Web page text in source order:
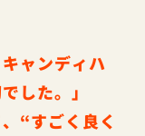
ャンディハ
した。」
“すごく良く